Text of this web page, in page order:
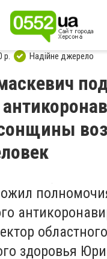
р. Надійне джерело
здоровья